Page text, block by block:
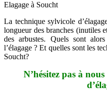
Elagage à Soucht
La technique sylvicole
longueur des branches (inutiles
des arbustes. Quels sont
l’élagage ? Et quelles sont les
Soucht?
N’hésitez pas à